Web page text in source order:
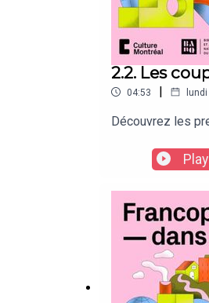
2.2. Les
04:53 |
Découvrez les
Play